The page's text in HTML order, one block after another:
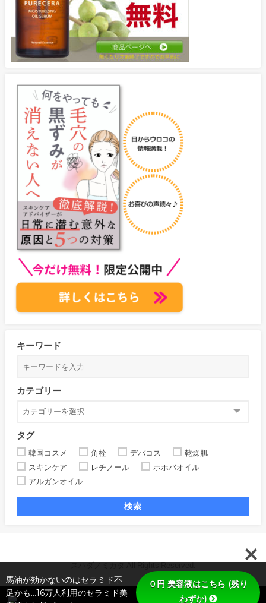
キーワード
カテゴリー
タグ
韓国コスメ 角栓 デパコス
乾燥肌
スキンケア
レチノール
ホホバオイル
アルガンオイル
検索
馬油が効かないのはセラミド不
足かも…16万人利用のセラミド美
０円 美容液はこちら (残り
わずか)